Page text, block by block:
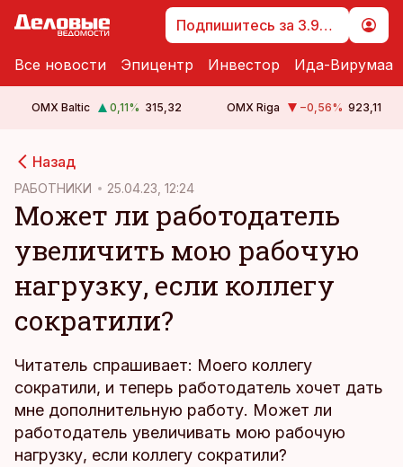
Подпишитесь за 3.99 €
Все новости Эпицентр Инвестор Ида-Вирумаа
OMX Baltic 0,11% 315,32 OMX Riga −0,56% 923,11
Назад
РАБОТНИКИ 25.04.23, 12:24
Может ли работодатель
увеличить мою рабочую
нагрузку, если коллегу
сократили?
Читатель спрашивает: Моего коллегу
сократили, и теперь работодатель хочет дать
мне дополнительную работу. Может ли
работодатель увеличивать мою рабочую
нагрузку, если коллегу сократили?